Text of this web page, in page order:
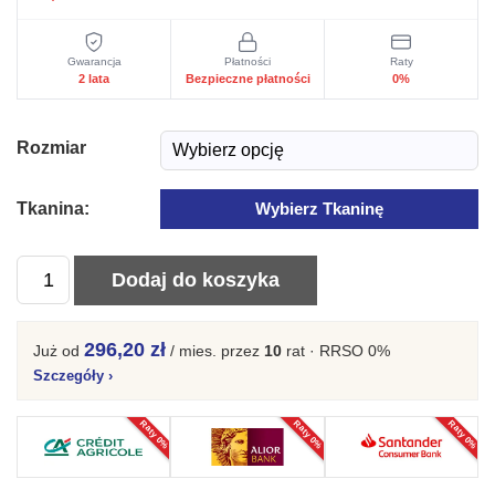
Gwarancja
2 lata
Płatności
Bezpieczne płatności
Raty
0%
Rozmiar
Tkanina: Wybierz Tkaninę
ilość
Komfortowe
Tapicerowane
Pojemnikiem
Pościel
Dodaj do koszyka
Już od 296,20 zł / mies. przez 10 rat · RRSO 0%
Szczegóły ›
Raty 0% Raty 0% Raty 0%